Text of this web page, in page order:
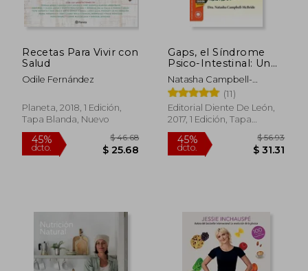
45% $ 46.68 45%
Recetas Para Vivir con
Salud
Odile Fernández
Planeta, 2018, 1 Edición,
Tapa Blanda, Nuevo
Gaps, el Síndrome
Psico-Intestinal: Un
Tratamiento Natural
Para el Autismo, la
Dispraxia, el Trastorno
por Déficit de
Atención con o sin. Y
(Salud y Plantas)
Natasha Campbell-
McBride
(11)
Editorial Diente De León,
2017, 1 Edición, Tapa
Blanda, Nuevo